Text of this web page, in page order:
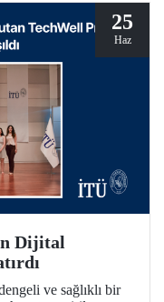
25
Haz
Dijital
ve sağlıklı bir